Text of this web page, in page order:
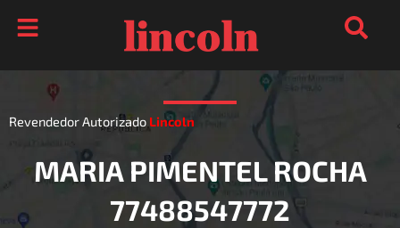
para
conteúdo
Revendedor Autorizado Lincoln
MARIA PIMENTEL ROCHA
77488547772